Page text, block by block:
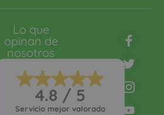
Lo que
opinan de
nosotros
4.8 / 5
Servicio mejor valorado